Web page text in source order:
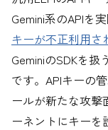
Gemini系のAPIを
キーが不正利用さ
GeminiのSDKを
です。APIキーの
ールが新たな攻撃
ーネントにキーを